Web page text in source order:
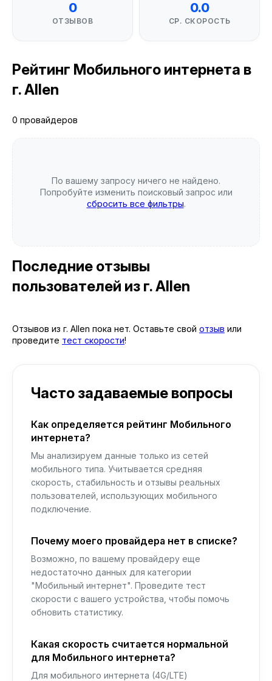
0
ОТЗЫВОВ
0.0
СР. СКОРОСТЬ
Рейтинг Мобильного интернета в
г. Allen
0 провайдеров
По вашему запросу ничего не найдено.
Попробуйте изменить поисковый запрос или
сбросить все фильтры.
Последние отзывы
пользователей из г. Allen
Отзывов из г. Allen пока нет. Оставьте свой отзыв или
проведите тест скорости!
Часто задаваемые вопросы
Как определяется рейтинг Мобильного
интернета?
Мы анализируем данные только из сетей
мобильного типа. Учитывается средняя
скорость, стабильность и отзывы реальных
пользователей, использующих мобильного
подключение.
Почему моего провайдера нет в списке?
Возможно, по вашему провайдеру еще
недостаточно данных для категории
"Мобильный интернет". Проведите тест
скорости с вашего устройства, чтобы помочь
обновить статистику.
Какая скорость считается нормальной
для Мобильного интернета?
Для мобильного интернета (4G/LTE)